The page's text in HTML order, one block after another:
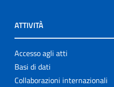
ATTIVITÀ
Accesso agli atti
Basi di dati
Collaborazioni internazionali